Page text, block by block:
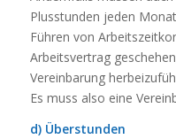
Plusstunden jeden
Führen von
Arbeitsvertrag
Vereinbarung
Es muss also eine
d) Überstunden